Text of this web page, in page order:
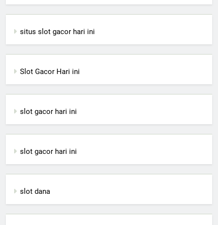
situs slot gacor hari ini
Slot Gacor Hari ini
slot gacor hari ini
slot gacor hari ini
slot dana